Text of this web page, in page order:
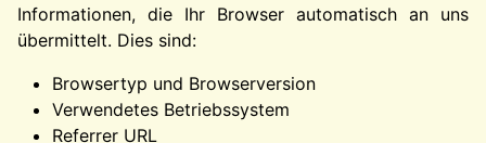
Informationen, die Ihr Browser automatisch an uns
übermittelt. Dies sind:
Browsertyp und Browserversion
Verwendetes Betriebssystem
Referrer URL